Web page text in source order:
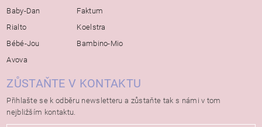
Baby-Dan
Rialto
Bébé-Jou
Avova
Faktum
Koelstra
Bambino-Mio
ZŮSTAŇTE V KONTAKTU
Přihlašte se k odběru newsletteru a zůstaňte tak s námi v tom
nejbližším kontaktu.